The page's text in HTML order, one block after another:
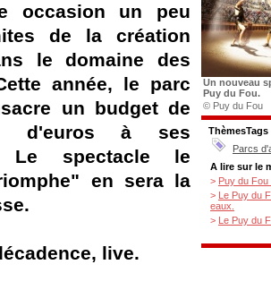
Un nouveau
Puy du Fou.
© Puy du Fou
ThèmesTags
Parcs
A lire sur le
> Puy du
> Le Puy du
eaux.
> Le Puy du
occasion un peu
de la création
le domaine des
année, le parc
un budget de
d'euros à ses
Le spectacle le
en sera la
live.